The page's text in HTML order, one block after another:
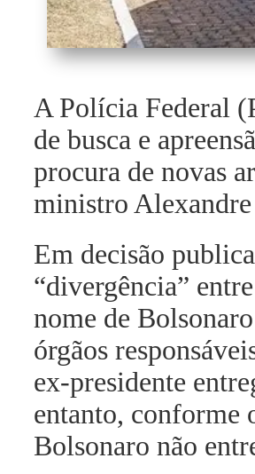
A Polícia Federal
de busca e
procura de novas
ministro
Em decisão
“divergência”
nome de
órgãos
ex-presidente
entanto, conforme
Bolsonaro não